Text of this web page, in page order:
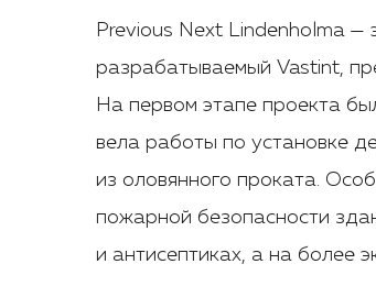
Previous Next Lindenholma —
разрабатываемый Vastint,
На первом этапе проекта
вела работы по установке
из оловянного проката.
пожарной безопасности
и антисептиках, а на более